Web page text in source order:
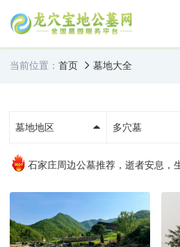
当前位置： 首页 墓地大全
墓地地区 多穴墓
石家庄周边公墓推荐，逝者安息，